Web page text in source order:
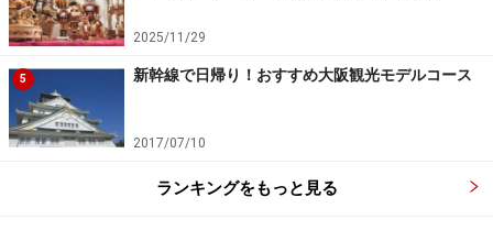
2025/11/29
5 新幹線で日帰り！おすすめ大阪観光モデルコース
2017/07/10
ランキングをもっと見る